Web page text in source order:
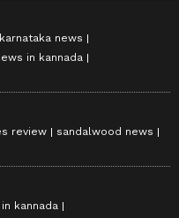
karnataka news
in kannada
review
sandalwood news
kannada